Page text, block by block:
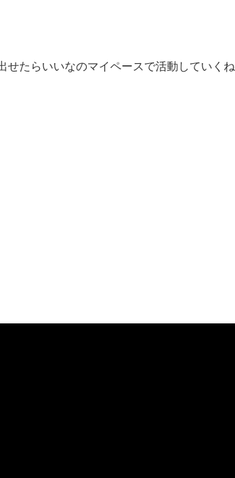
せたらいいなのマイペースで活動していくね